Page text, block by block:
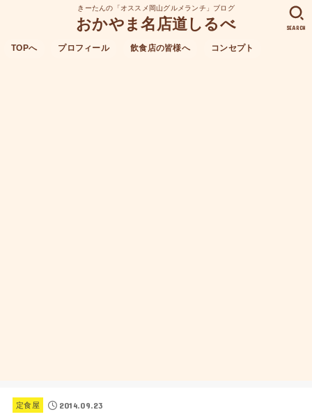
きーたんの「オススメ岡山グルメランチ」ブログ
おかやま名店道しるべ
TOPへ プロフィール 飲食店の皆様へ コンセプト
SEARCH
定食屋 2014.09.23